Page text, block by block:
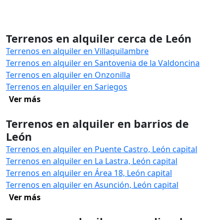
Terrenos en alquiler cerca de León
Terrenos en alquiler en Villaquilambre
Terrenos en alquiler en Santovenia de la Valdoncina
Terrenos en alquiler en Onzonilla
Terrenos en alquiler en Sariegos
Ver más
Terrenos en alquiler en barrios de
León
Terrenos en alquiler en Puente Castro, León capital
Terrenos en alquiler en La Lastra, León capital
Terrenos en alquiler en Área 18, León capital
Terrenos en alquiler en Asunción, León capital
Ver más